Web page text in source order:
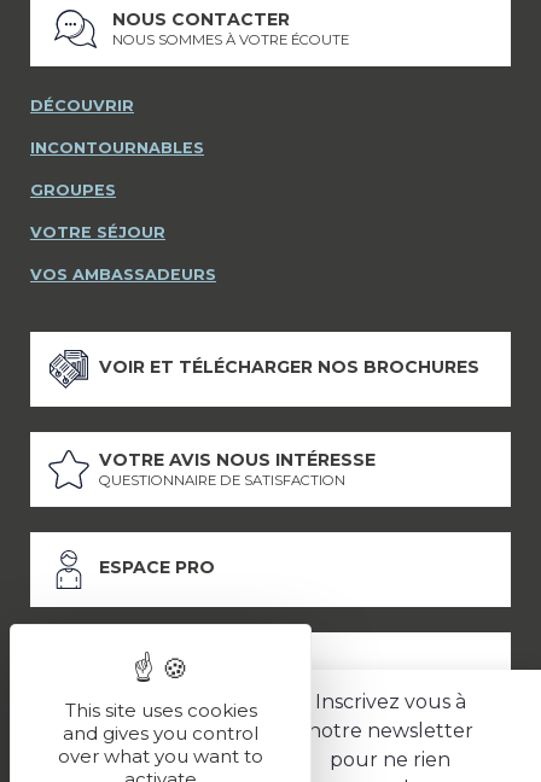
Inscrivez vous à
notre newsletter
pour ne rien
NOUS CONTACTER
NOUS SOMMES À VOTRE ÉCOUTE
DÉCOUVRIR
INCONTOURNABLES
GROUPES
VOTRE SÉJOUR
VOS AMBASSADEURS
VOIR ET TÉLÉCHARGER NOS BROCHURES
VOTRE AVIS NOUS INTÉRESSE
QUESTIONNAIRE DE SATISFACTION
ESPACE PRO
ESPACE PRESSE
LES PARTENAIRES
This site uses cookies
and gives you control
over what you want to